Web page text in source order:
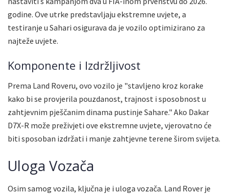
godine. Ove utrke predstavljaju ekstremne uvjete, a
testiranje u Sahari osigurava da je vozilo optimizirano za
najteže uvjete.
Komponente i Izdržljivost
Prema Land Roveru, ovo vozilo je "stavljeno kroz korake
kako bi se provjerila pouzdanost, trajnost i sposobnost u
zahtjevnim pješčanim dinama pustinje Sahare." Ako Dakar
D7X-R može preživjeti ove ekstremne uvjete, vjerovatno će
biti sposoban izdržati i manje zahtjevne terene širom svijeta.
Uloga Vozača
Osim samog vozila, ključna je i uloga vozača. Land Rover je